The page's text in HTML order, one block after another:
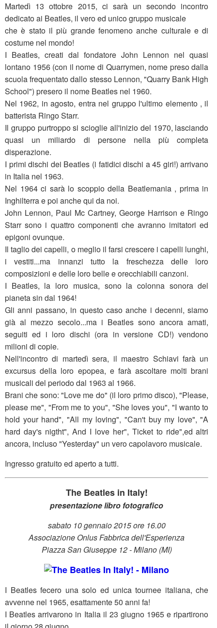
Martedì 13 ottobre 2015, ci sarà un secondo incontro
dedicato ai Beatles, il vero ed unico gruppo musicale
che è stato il più grande fenomeno anche culturale e di
costume nel mondo!
I Beatles, creati dal fondatore John Lennon nel quasi
lontano 1956 (con il nome di Quarrymen, nome preso dalla
scuola frequentato dallo stesso Lennon, "Quarry Bank High
School") presero il nome Beatles nel 1960.
Nel 1962, in agosto, entra nel gruppo l'ultimo elemento , il
batterista Ringo Starr.
Il gruppo purtroppo si scioglie all'inizio del 1970, lasciando
quasi un miliardo di persone nella più completa
disperazione.
I primi dischi dei Beatles (i fatidici dischi a 45 giri!) arrivano
in Italia nel 1963.
Nel 1964 ci sarà lo scoppio della Beatlemania , prima in
Inghilterra e poi anche qui da noi.
John Lennon, Paul Mc Cartney, George Harrison e Ringo
Starr sono i quattro componenti che avranno imitatori ed
epigoni ovunque.
Il taglio dei capelli, o meglio il farsi crescere i capelli lunghi,
i vestiti...ma innanzi tutto la freschezza delle loro
composizioni e delle loro belle e orecchiabili canzoni.
I Beatles, la loro musica, sono la colonna sonora del
pianeta sin dal 1964!
Gli anni passano, in questo caso anche i decenni, siamo
già al mezzo secolo...ma i Beatles sono ancora amati,
seguiti ed i loro dischi (ora in versione CD!) vendono
milioni di copie.
Nell'incontro di martedì sera, il maestro Schiavi farà un
excursus della loro epopea, e farà ascoltare molti brani
musicali del periodo dal 1963 al 1966.
Brani che sono: "Love me do" (il loro primo disco), "Please,
please me", "From me to you", "She loves you", "I wanto to
hold your hand", "All my loving", "Can't buy my love", "A
hard day's nigtht", And I love her", Ticket to ride",ed altri
ancora, incluso "Yesterday" un vero capolavoro musicale.
Ingresso gratuito ed aperto a tutti.
The Beatles in Italy!
presentazione libro fotografico
sabato 10 gennaio 2015 ore 16.00
Associazione Onlus Fabbrica dell'Esperienza
Piazza San Giuseppe 12 - Milano (MI)
I Beatles fecero una solo ed unica tournee italiana, che
avvenne nel 1965, esattamente 50 anni fa!
I Beatles arrivarono in Italia il 23 giugno 1965 e ripartirono